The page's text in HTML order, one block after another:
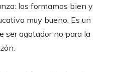
los formamos bien y
muy bueno. Es un
ser agotador no para la